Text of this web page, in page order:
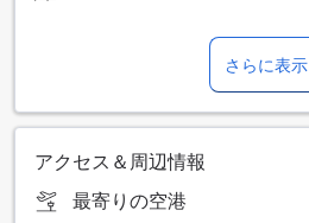
さらに表示
アクセス＆周辺情報
最寄りの空港